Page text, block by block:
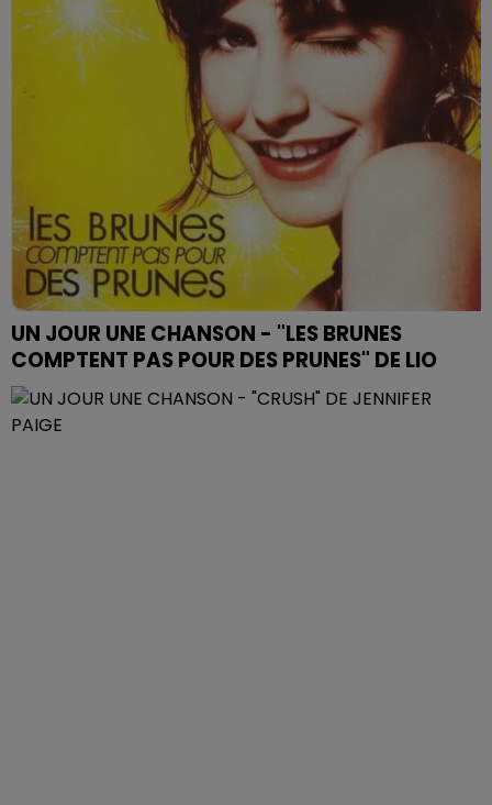
UN JOUR UNE CHANSON - "LES BRUNES
COMPTENT PAS POUR DES PRUNES" DE LIO